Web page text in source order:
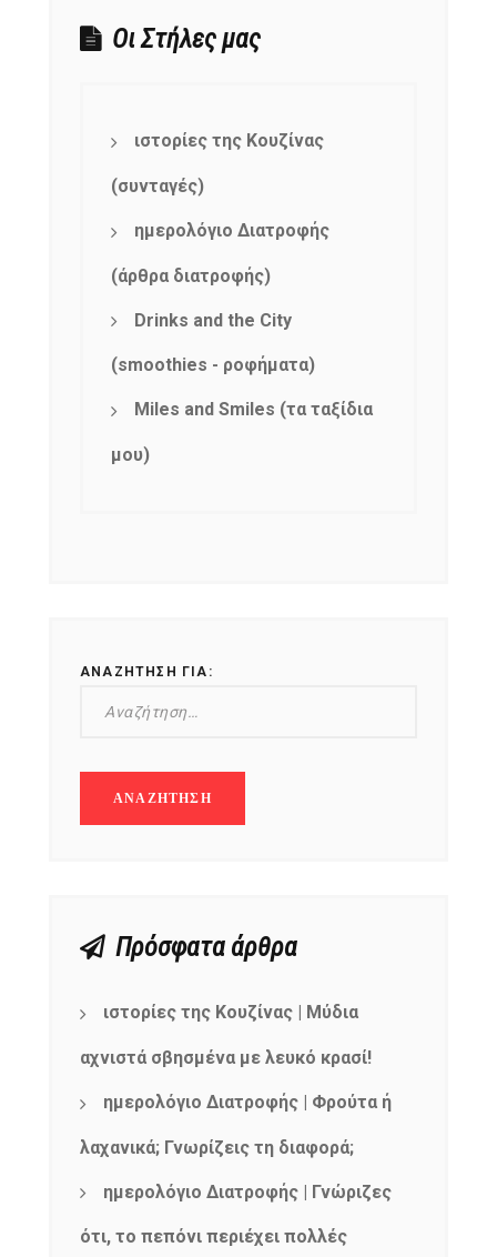
Οι Στήλες μας
ιστορίες της Κουζίνας
(συνταγές)
ημερολόγιο Διατροφής
(άρθρα διατροφής)
Drinks and the City
(smoothies - ροφήματα)
Miles and Smiles (τα ταξίδια
μου)
ΑΝΑΖΉΤΗΣΗ ΓΙΑ:
Πρόσφατα άρθρα
ιστορίες της Κουζίνας | Μύδια
αχνιστά σβησμένα με λευκό κρασί!
ημερολόγιο Διατροφής | Φρούτα ή
λαχανικά; Γνωρίζεις τη διαφορά;
ημερολόγιο Διατροφής | Γνώριζες
ότι, το πεπόνι περιέχει πολλές